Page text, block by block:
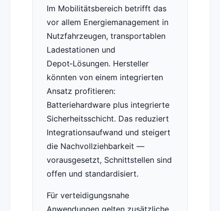
Im Mobilitätsbereich betrifft das
vor allem Energiemanagement in
Nutzfahrzeugen, transportablen
Ladestationen und
Depot‑Lösungen. Hersteller
könnten von einem integrierten
Ansatz profitieren:
Batteriehardware plus integrierte
Sicherheitsschicht. Das reduziert
Integrationsaufwand und steigert
die Nachvollziehbarkeit —
vorausgesetzt, Schnittstellen sind
offen und standardisiert.
Für verteidigungsnahe